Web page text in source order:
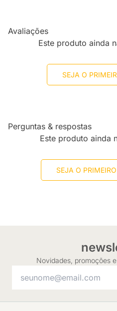
Avaliações
Este produto ainda
SEJA O
Perguntas & respostas
Este produto ainda
SEJA O
Novidades, promoções